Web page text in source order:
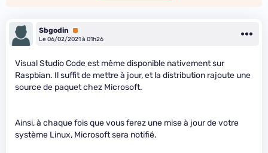
Sbgodin
Premium
Le 06/02/2021 à 01h26
Visual Studio Code est même disponible nativement sur
Raspbian. Il suffit de mettre à jour, et la distribution rajoute une
source de paquet chez Microsoft.
Ainsi, à chaque fois que vous ferez une mise à jour de votre
système Linux, Microsoft sera notifié.